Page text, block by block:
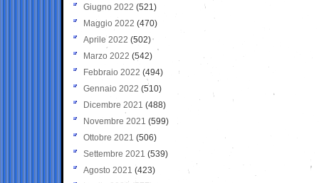
Giugno 2022 (521)
Maggio 2022 (470)
Aprile 2022 (502)
Marzo 2022 (542)
Febbraio 2022 (494)
Gennaio 2022 (510)
Dicembre 2021 (488)
Novembre 2021 (599)
Ottobre 2021 (506)
Settembre 2021 (539)
Agosto 2021 (423)